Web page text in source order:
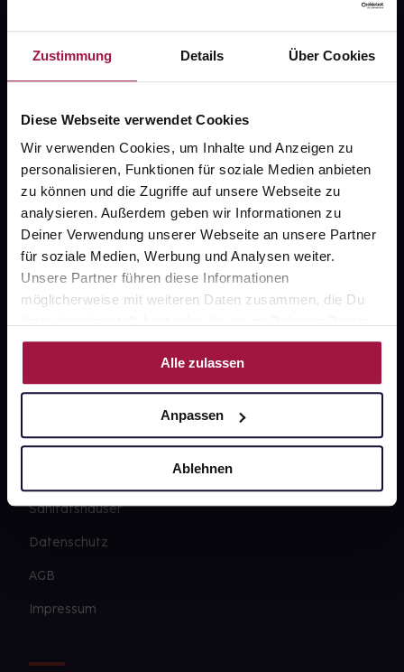
Zustimmung Details Über Cookies
Diese Webseite verwendet Cookies
Wir verwenden Cookies, um Inhalte und Anzeigen zu
personalisieren, Funktionen für soziale Medien anbieten
zu können und die Zugriffe auf unsere Webseite zu
analysieren. Außerdem geben wir Informationen zu
Deiner Verwendung unserer Webseite an unsere Partner
für soziale Medien, Werbung und Analysen weiter.
Unsere Partner führen diese Informationen
möglicherweise mit weiteren Daten zusammen, die Du
Nutzung der Dienste gesammelt haben.
Alle zulassen
Anpassen
Ablehnen
Fragen zu Deiner Bestellung?
Widerrufsformular
Über uns
Karriere
Barrierefreiheitserklärung
PAYBACK
Sanitätshäuser
Datenschutz
AGB
Impressum